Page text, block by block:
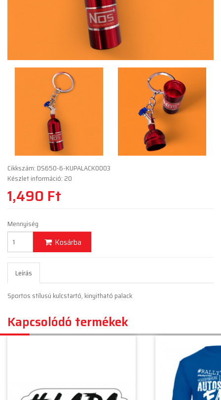
Cikkszám: DS650-6-KUPALACK0003
Készlet információ: 20
1,490 Ft
Mennyiség
Kosárba
Leírás
Sportos stílusú kulcstartó, kinyitható palack
Kapcsolódó termékek